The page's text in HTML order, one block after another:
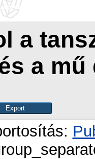
szerint
a
a mű